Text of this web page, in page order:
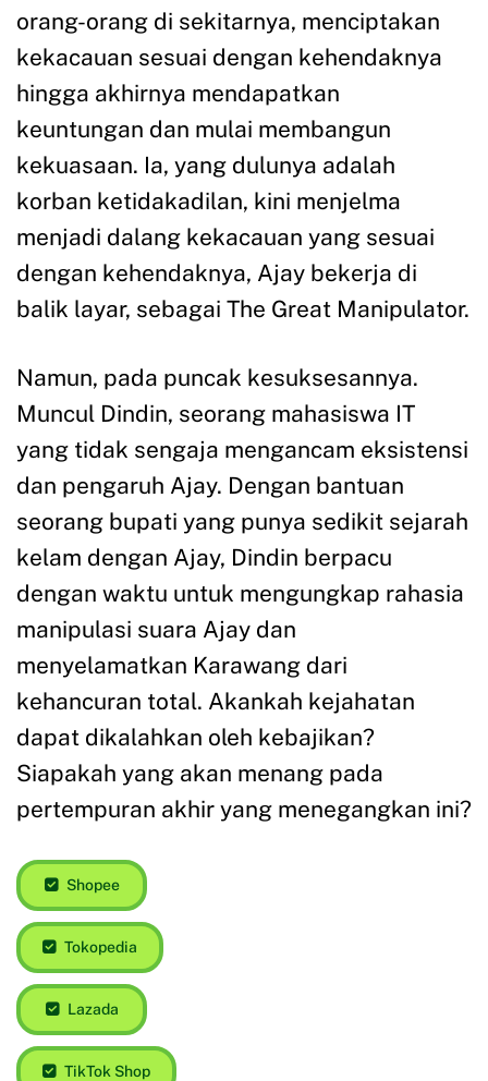
orang-orang di sekitarnya, menciptakan
kekacauan sesuai dengan kehendaknya
hingga akhirnya mendapatkan
keuntungan dan mulai membangun
kekuasaan. Ia, yang dulunya adalah
korban ketidakadilan, kini menjelma
menjadi dalang kekacauan yang sesuai
dengan kehendaknya, Ajay bekerja di
balik layar, sebagai The Great Manipulator.
Namun, pada puncak kesuksesannya.
Muncul Dindin, seorang mahasiswa IT
yang tidak sengaja mengancam eksistensi
dan pengaruh Ajay. Dengan bantuan
seorang bupati yang punya sedikit sejarah
kelam dengan Ajay, Dindin berpacu
dengan waktu untuk mengungkap rahasia
manipulasi suara Ajay dan
menyelamatkan Karawang dari
kehancuran total. Akankah kejahatan
dapat dikalahkan oleh kebajikan?
Siapakah yang akan menang pada
pertempuran akhir yang menegangkan ini?
Shopee
Tokopedia
Lazada
TikTok Shop